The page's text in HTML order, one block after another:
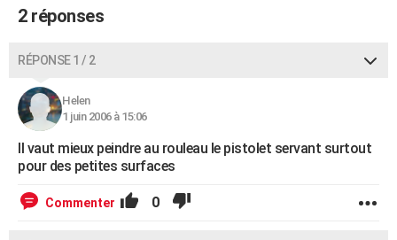
Carte de Noël
Carte Bonne année
Carte Saint-Valentin
Carte Pâques
Carte d'anniversaire
DICTIONNAIRE
Dictionnaire
Biographies
Citations
Expressions
Proverbes
PROGRAMME TV
COPAINS D'AVANT
S'inscrire
Se connecter
Lycées
Collèges
Primaires
Universités
Entreprises
Service militaire
Avis de recherche
AVIS DE DÉCÈS
FORUM
Bricolage
Lifestyle
Culture
Sport
Auto
Television
Voyage
Cinema
2 réponses
RÉPONSE 1 / 2
Helen
1 juin 2006 à 15:06
Il vaut mieux peindre au rouleau le pistolet servant surtout
pour des petites surfaces
Commenter 0